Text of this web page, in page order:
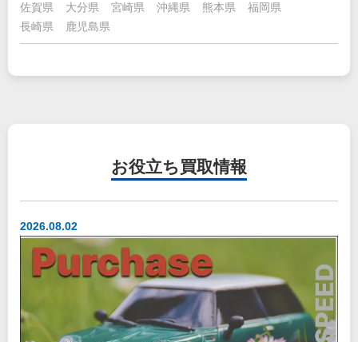
佐賀県
大分県 宮崎県 沖縄県 熊本県
福岡県
長崎県
鹿児島県
お役立ち 買取情報
2026.08.02